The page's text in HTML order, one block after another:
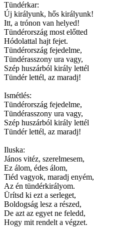
Tündérkar:
Új királyunk, hős királyunk!
Itt, a trónon van helyed!
Tündérország most előtted
Hódolattal hajt fejet.
Tündérország fejedelme,
Tündérasszony ura vagy,
Szép huszárból király lettél
Tündér lettél, az maradj!
Ismétlés:
Tündérország fejedelme,
Tündérasszony ura vagy,
Szép huszárból király lettél
Tündér lettél, az maradj!
Iluska:
János vitéz, szerelmesem,
Ez álom, édes álom,
Tiéd vagyok, maradj enyém,
Az én tündérkirályom.
Ürítsd ki ezt a serleget,
Boldogság lesz a részed,
De azt az egyet ne feledd,
Hogy mit rendelt a végzet.